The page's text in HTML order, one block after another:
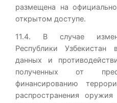
размещена на
открытом доступе.
11.4. В случае
Республики Узбекистан
данных и
полученных от
финансированию
распространения